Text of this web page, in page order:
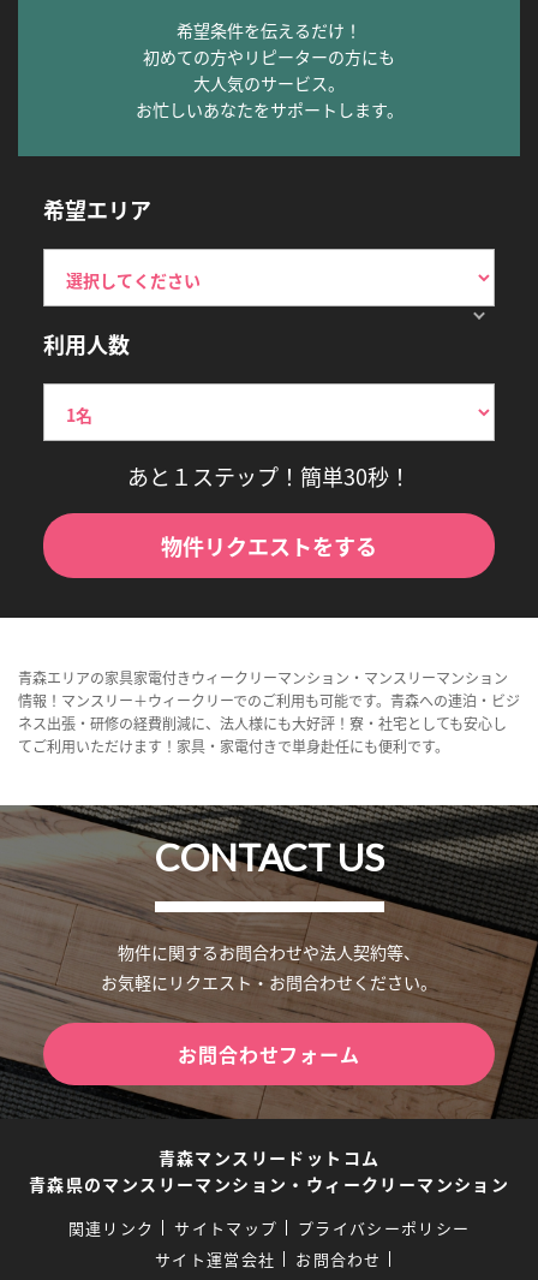
希望条件を伝えるだけ！
初めての方やリピーターの方にも
大人気のサービス。
お忙しいあなたをサポートします。
希望エリア
利用人数
あと１ステップ！簡単30秒！
物件リクエストをする
青森エリアの家具家電付きウィークリーマンション・マンスリーマンション
情報！マンスリー＋ウィークリーでのご利用も可能です。青森への連泊・ビジ
ネス出張・研修の経費削減に、法人様にも大好評！寮・社宅としても安心し
てご利用いただけます！家具・家電付きで単身赴任にも便利です。
CONTACT US
物件に関するお問合わせや法人契約等、
お気軽にリクエスト・お問合わせください。
お問合わせフォーム
青森マンスリードットコム
青森県のマンスリーマンション・ウィークリーマンション
関連リンク サイトマップ
プライバシーポリシー
サイト運営会社
お問合わせ